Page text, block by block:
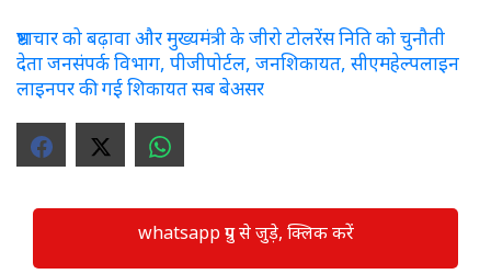
भ्रष्टाचार को बढ़ावा और मुख्यमंत्री के जीरो टोलरेंस निति को चुनौती
देता जनसंपर्क विभाग, पीजीपोर्टल, जनशिकायत, सीएमहेल्पलाइन
लाइनपर की गई शिकायत सब बेअसर
whatsapp ग्रुप से जुड़े, क्लिक करें